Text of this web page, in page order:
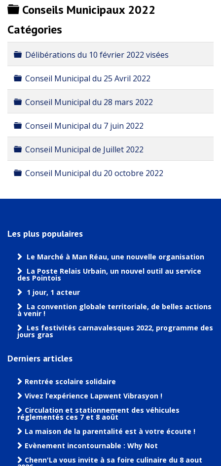
Dossier
Conseils Municipaux 2022
Catégories
Dossier
Délibérations du 10 février 2022 visées
Dossier
Conseil Municipal du 25 Avril 2022
Dossier
Conseil Municipal du 28 mars 2022
Dossier
Conseil Municipal du 7 juin 2022
Dossier
Conseil Municipal de Juillet 2022
Dossier
Conseil Municipal du 20 octobre 2022
Les plus populaires
Le Marché à Man Réau, une nouvelle organisation
La Poste Relais Urbain, un nouvel outil au service
des Pointois
1 jour, 1 acteur
La convention globale territoriale, de belles actions
à venir !
Les festivités carnavalesques 2022, programme des
jours gras
Derniers articles
Rentrée scolaire solidaire
Vivez l’expérience Lapwent Vibrasyon !
Circulation et stationnement des véhicules
réglementés ces 7 et 8 août
La maison de la parentalité est à votre écoute !
Evènement incontournable : Why Not
Chenn'La vous invite à sa foire culinaire du 8 aout